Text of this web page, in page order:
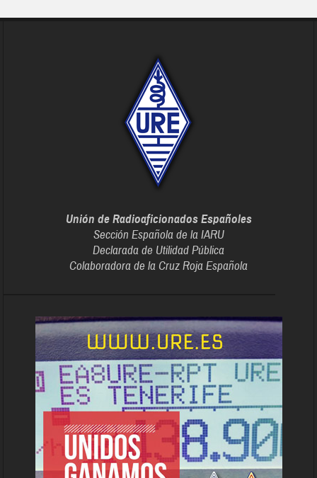
Unión de Radioaficionados Españoles
Sección Española de la IARU
Declarada de Utilidad Pública
Colaboradora de la Cruz Roja Española